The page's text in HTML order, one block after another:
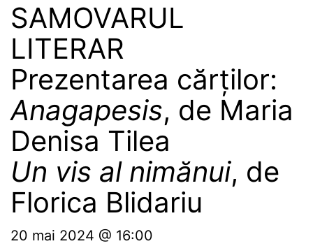
SAMOVARUL
LITERAR
Prezentarea cărților:
Anagapesis, de Maria
Denisa Tilea
Un vis al nimănui, de
Florica Blidariu
20 mai 2024 @ 16:00